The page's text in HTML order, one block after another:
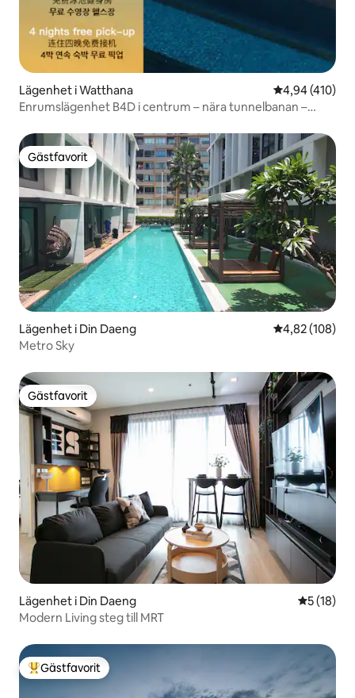
Lägenhet i Watthana 4,94 av 5 i
4,94 (410)
Enrumslägenhet B4D i centrum – nära tunnelbanan –
gratis transfer till stationen – utomhuspool – gym – bar på
taket – gratis transfer till flygplatsen för fyra nätter
Gästfavorit
Gästfavorit
Lägenhet i Din Daeng 4,82 av 5 i
4,82 (108)
Metro Sky
Gästfavorit
Gästfavorit
Lägenhet i Din Daeng 5 av 5 i
5 (18)
Modern Living steg till MRT
Populär gästfavorit
Gästfavorit